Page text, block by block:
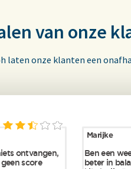
van onze
laten onze klanten een